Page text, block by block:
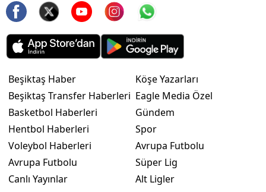
Beşiktaş Haber
Beşiktaş Transfer Haberleri
Basketbol Haberleri
Hentbol Haberleri
Voleybol Haberleri
Avrupa Futbolu
Canlı Yayınlar
Köşe Yazarları
Eagle Media Özel
Gündem
Spor
Avrupa Futbolu
Süper Lig
Alt Ligler